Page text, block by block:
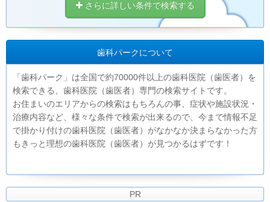
さらに詳しい条件で検索する
歯科パークについて
「歯科パーク」は全国で約70000件以上の歯科医院（歯医者）を
検索できる、歯科医院（歯医者）専門の検索サイトです。
お住まいのエリアからの検索はもちろんの事、症状や施設状況・
治療内容など、様々な条件で検索が出来るので、今まで情報不足
で掛かり付けの歯科医院（歯医者）がなかなか決まらなかった方
もきっと理想の歯科医院（歯医者）が見つかるはずです！
PR